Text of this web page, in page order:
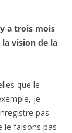
a trois mois
la vision de la
que le
je
pas
le faisons pas